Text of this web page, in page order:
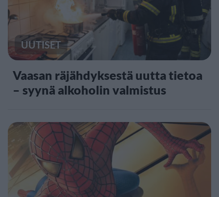
UUTISET
Vaasan räjähdyksestä uutta tietoa
– syynä alkoholin valmistus